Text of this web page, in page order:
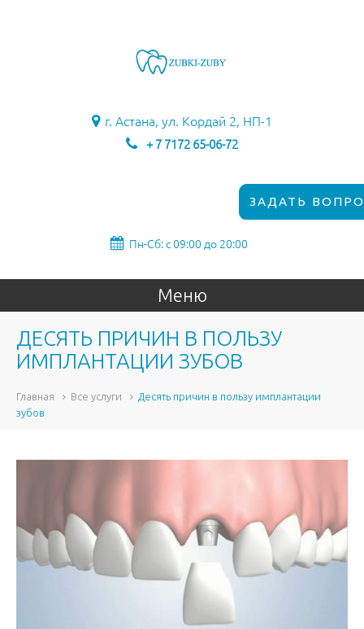
г. Астана, ул. Кордай 2, НП-1
+ 7 7172 65-06-72
ЗАДАТЬ
Пн-Сб: с 09:00 до 20:00
Меню
ДЕСЯТЬ ПРИЧИН В ПОЛЬЗУ
ИМПЛАНТАЦИИ ЗУБОВ
Главная Все услуги
Десять причин в пользу имплантации
зубов